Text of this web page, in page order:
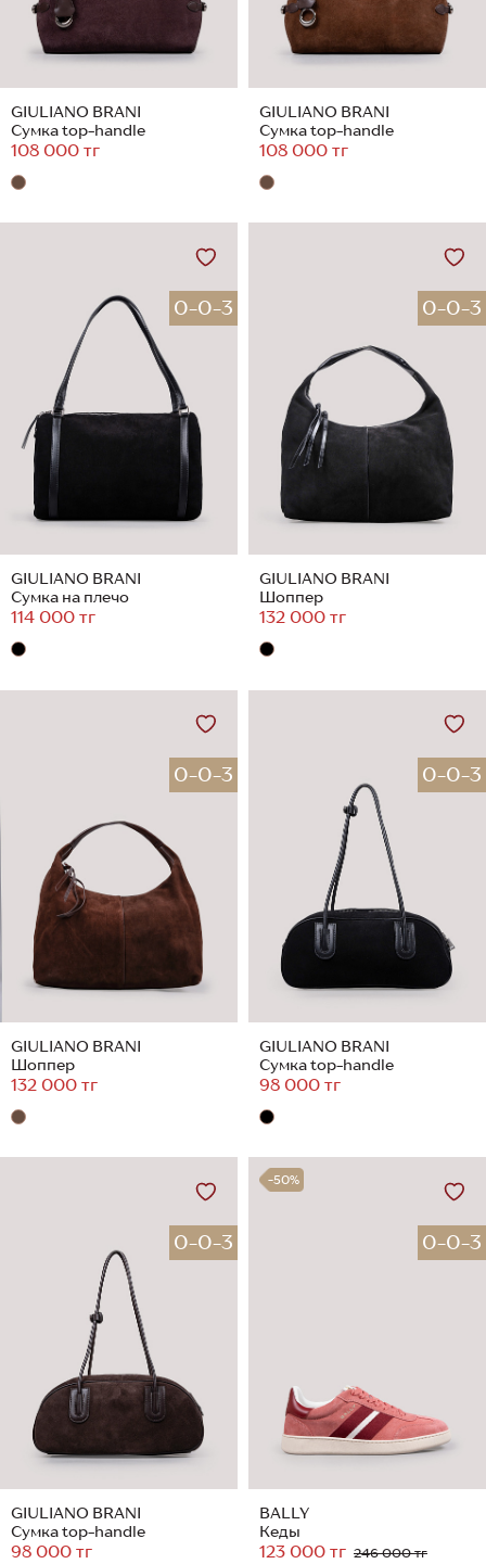
GIULIANO BRANI
Сумка top-handle
108 000 тг
GIULIANO BRANI
Сумка top-handle
108 000 тг
0-0-3
GIULIANO BRANI
Сумка на плечо
114 000 тг
0-0-3
GIULIANO BRANI
Шоппер
132 000 тг
0-0-3
GIULIANO BRANI
Шоппер
132 000 тг
0-0-3
GIULIANO BRANI
Сумка top-handle
98 000 тг
0-0-3
GIULIANO BRANI
Сумка top-handle
98 000 тг
-50%
0-0-3
BALLY
Кеды
123 000 тг 246 000 тг